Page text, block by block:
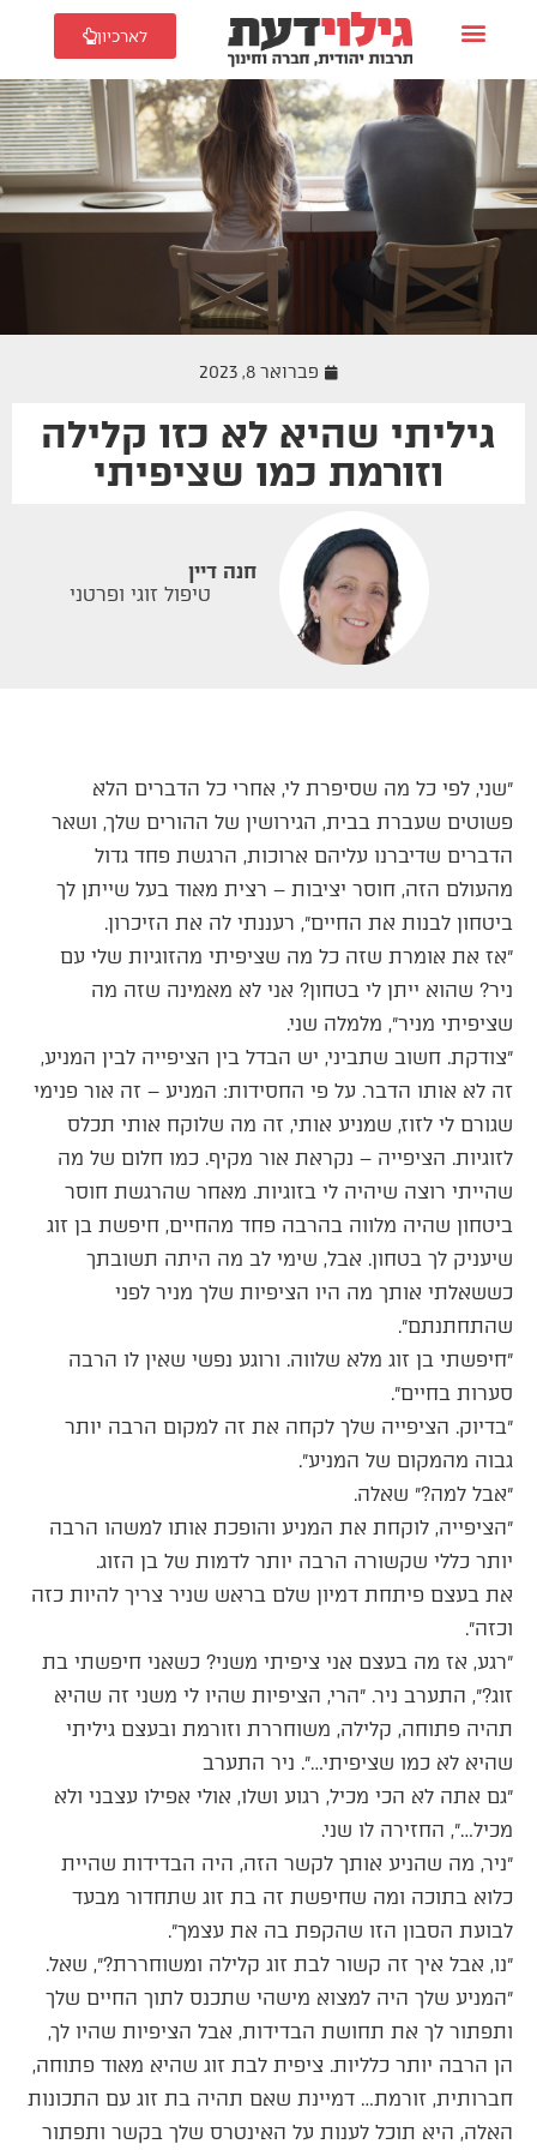
לארכיון
פברואר 8, 2023
זוגיות
גיליתי שהיא לא כזו קלילה
וזורמת כמו שציפיתי
חנה דיין
טיפול זוגי ופרטני
״שני, לפי כל מה שסיפרת לי, אחרי כל הדברים הלא
פשוטים שעברת בבית, הגירושין של ההורים שלך, ושאר
הדברים שדיברנו עליהם ארוכות, הרגשת פחד גדול
מהעולם הזה, חוסר יציבות – רצית מאוד בעל שייתן לך
ביטחון לבנות את החיים״, רעננתי לה את הזיכרון.
״אז את אומרת שזה כל מה שציפיתי מהזוגיות שלי עם
ניר? שהוא ייתן לי בטחון? אני לא מאמינה שזה מה
שציפיתי מניר״, מלמלה שני.
״צודקת. חשוב שתביני, יש הבדל בין הציפייה לבין המניע,
זה לא אותו הדבר. על פי החסידות: המניע – זה אור פנימי
שגורם לי לזוז, שמניע אותי, זה מה שלוקח אותי תכלס
לזוגיות. הציפייה – נקראת אור מקיף. כמו חלום של מה
שהייתי רוצה שיהיה לי בזוגיות. מאחר שהרגשת חוסר
ביטחון שהיה מלווה בהרבה פחד מהחיים, חיפשת בן זוג
שיעניק לך בטחון. אבל, שימי לב מה היתה תשובתך
כששאלתי אותך מה היו הציפיות שלך מניר לפני
שהתחתנתם״.
״חיפשתי בן זוג מלא שלווה. ורוגע נפשי שאין לו הרבה
סערות בחיים״.
״בדיוק. הציפייה שלך לקחה את זה למקום הרבה יותר
גבוה מהמקום של המניע״.
״אבל למה?״ שאלה.
״הציפייה, לוקחת את המניע והופכת אותו למשהו הרבה
יותר כללי שקשורה הרבה יותר לדמות של בן הזוג.
את בעצם פיתחת דמיון שלם בראש שניר צריך להיות כזה
וכזה״.
״רגע, אז מה בעצם אני ציפיתי משני? כשאני חיפשתי בת
זוג?״, התערב ניר. ״הרי, הציפיות שהיו לי משני זה שהיא
תהיה פתוחה, קלילה, משוחררת וזורמת ובעצם גיליתי
שהיא לא כמו שציפיתי…״. ניר התערב
״גם אתה לא הכי מכיל, רגוע ושלו, אולי אפילו עצבני ולא
מכיל…״, החזירה לו שני.
״ניר, מה שהניע אותך לקשר הזה, היה הבדידות שהיית
כלוא בתוכה ומה שחיפשת זה בת זוג שתחדור מבעד
לבועת הסבון הזו שהקפת בה את עצמך״.
״נו, אבל איך זה קשור לבת זוג קלילה ומשוחררת?״, שאל.
״המניע שלך היה למצוא מישהי שתכנס לתוך החיים שלך
ותפתור לך את תחושת הבדידות, אבל הציפיות שהיו לך,
הן הרבה יותר כלליות. ציפית לבת זוג שהיא מאוד פתוחה,
חברותית, זורמת… דמיינת שאם תהיה בת זוג עם התכונות
האלה, היא תוכל לענות על האינטרס שלך בקשר ותפתור